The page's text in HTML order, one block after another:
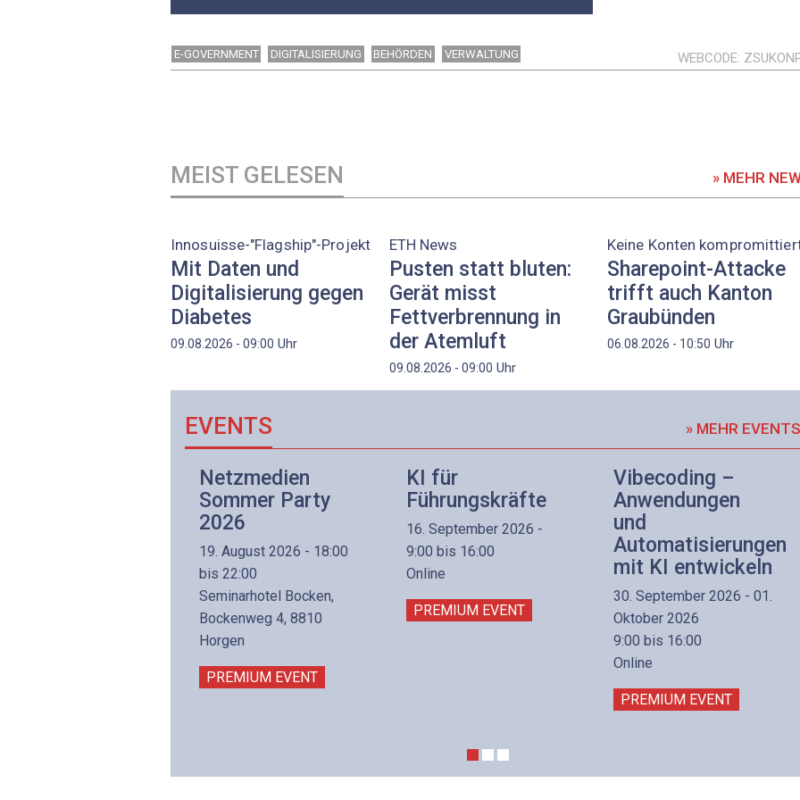
E-GOVERNMENT DIGITALISIERUNG BEHÖRDEN VERWALTUNG WEBCODE
MEIST GELESEN » MEHR
Innosuisse-"Flagship"-Projekt
Mit Daten und
Digitalisierung gegen
Diabetes
09.08.2026 - 09:00 Uhr
ETH News
Pusten statt bluten:
Gerät misst
Fettverbrennung in
der Atemluft
09.08.2026 - 09:00 Uhr
Keine Konten
Sharepoint-Attacke
trifft auch Kanton
Graubünden
06.08.2026 - 10:50 Uhr
EVENTS » MEHR EVENTS
Netzmedien
Sommer Party
2026
19. August 2026 - 18:00
bis 22:00
Seminarhotel Bocken,
Bockenweg 4, 8810
Horgen
PREMIUM EVENT
KI für
Führungskräfte
16. September 2026 -
9:00 bis 16:00
Online
PREMIUM EVENT
Vibecoding –
Anwendungen
und
Automatisierungen
mit KI entwickeln
30. September 2026 - 01.
Oktober 2026
9:00 bis 16:00
Online
PREMIUM EVENT